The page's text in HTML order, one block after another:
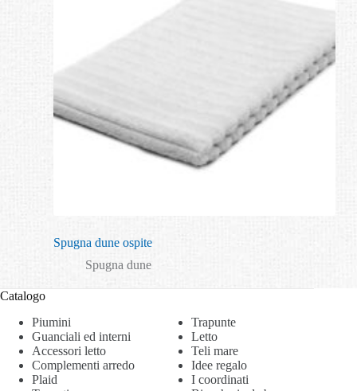
Spugna dune ospite
Spugna dune
Catalogo
Piumini
Trapunte
Guanciali ed interni
Letto
Accessori letto
Teli mare
Complementi arredo
Idee regalo
Plaid
I coordinati